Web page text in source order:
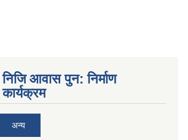
निजि आवास पुन: निर्माण
कार्यक्रम
अन्य